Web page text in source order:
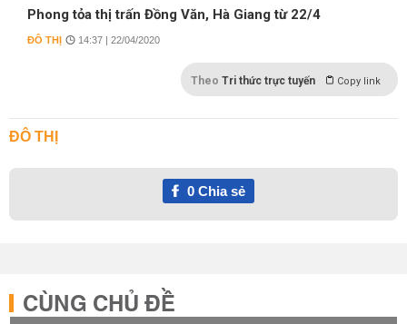
Phong tỏa thị trấn Đồng Văn, Hà Giang từ 22/4
ĐÔ THỊ 14:37 | 22/04/2020
Theo Tri thức trực tuyến Copy link
ĐÔ THỊ
0Chia sẻ
CÙNG CHỦ ĐỀ